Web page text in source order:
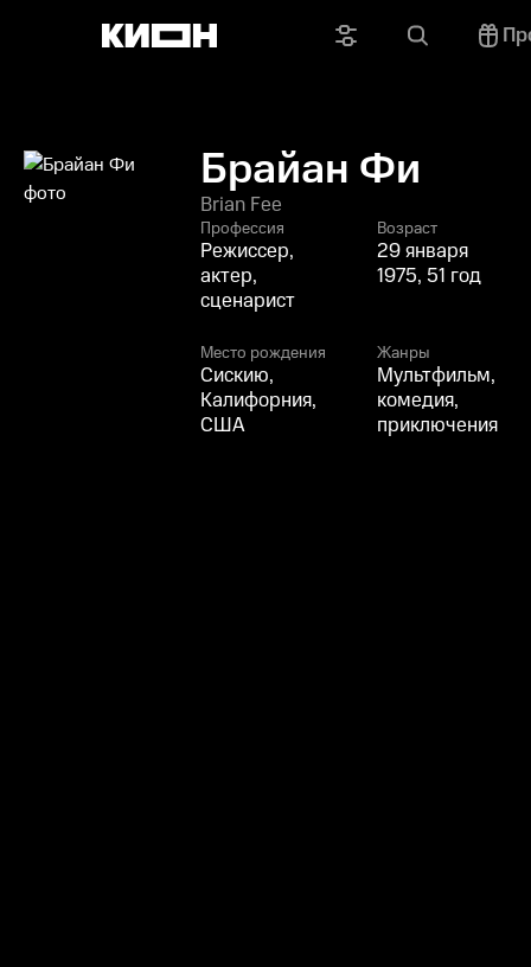
Брайан Фи
Brian Fee
Профессия
Режиссер,
актер,
сценарист
Возраст
29 января
1975, 51 год
Место рождения
Сискию,
Калифорния,
США
Жанры
Мультфильм,
комедия,
приключения